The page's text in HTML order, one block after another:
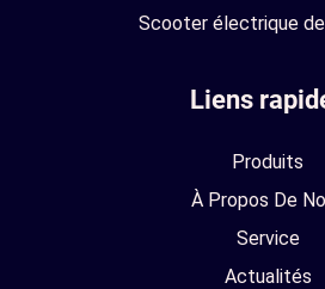
Scooter électrique
Liens
Produits
À Propos De
Service
Actualités